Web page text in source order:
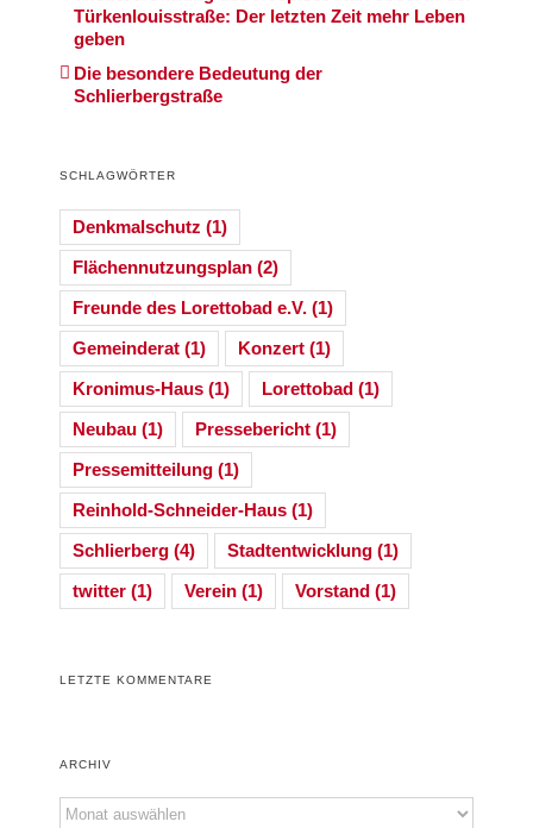
Türkenlouisstraße: Der letzten Zeit mehr Leben
geben
Die besondere Bedeutung der
Schlierbergstraße
SCHLAGWÖRTER
Denkmalschutz (1)
Flächennutzungsplan (2)
Freunde des Lorettobad e.V. (1)
Gemeinderat (1) Konzert (1)
Kronimus-Haus (1) Lorettobad (1)
Neubau (1) Pressebericht (1)
Pressemitteilung (1)
Reinhold-Schneider-Haus (1)
Schlierberg (4) Stadtentwicklung (1)
twitter (1) Verein (1) Vorstand (1)
LETZTE KOMMENTARE
ARCHIV
Archiv